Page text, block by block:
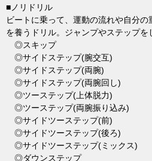
■ノリドリル
ビートに乗って、運動の流れや自分
を養うドリル。ジャンプやステップを
◎スキップ
◎サイドステップ(腕交互)
◎サイドステップ(両腕)
◎サイドステップ(両腕回し)
◎ツーステップ(上体脱力)
◎ツーステップ(両腕振り込み)
◎サイドツーステップ(前)
◎サイドツーステップ(後ろ)
◎サイドツーステップ(ミックス)
◎ダウンステップ